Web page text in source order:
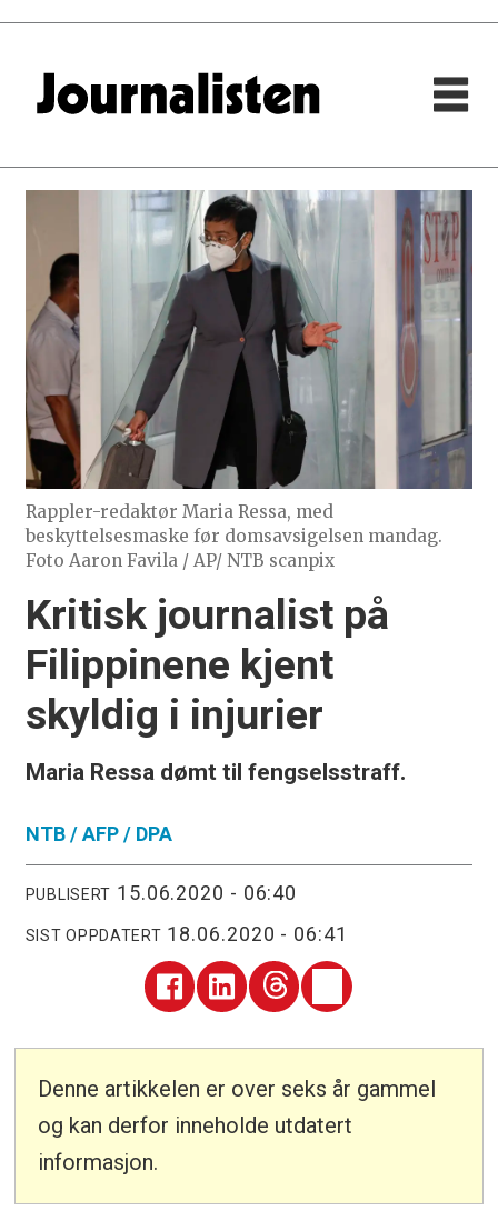
Rappler-redaktør Maria Ressa, med
beskyttelsesmaske før domsavsigelsen mandag.
Foto Aaron Favila / AP/ NTB scanpix
Kritisk journalist på
Filippinene kjent
skyldig i injurier
Maria Ressa dømt til fengselsstraff.
NTB / AFP / DPA
PUBLISERT 15.06.2020 - 06:40
SIST OPPDATERT 18.06.2020 - 06:41
Denne artikkelen er over seks år gammel
og kan derfor inneholde utdatert
informasjon.